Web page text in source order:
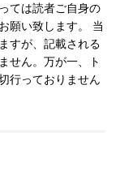
ては読者ご自身の
願い致します。 当
すが、記載される
せん。万が一、ト
行っておりません